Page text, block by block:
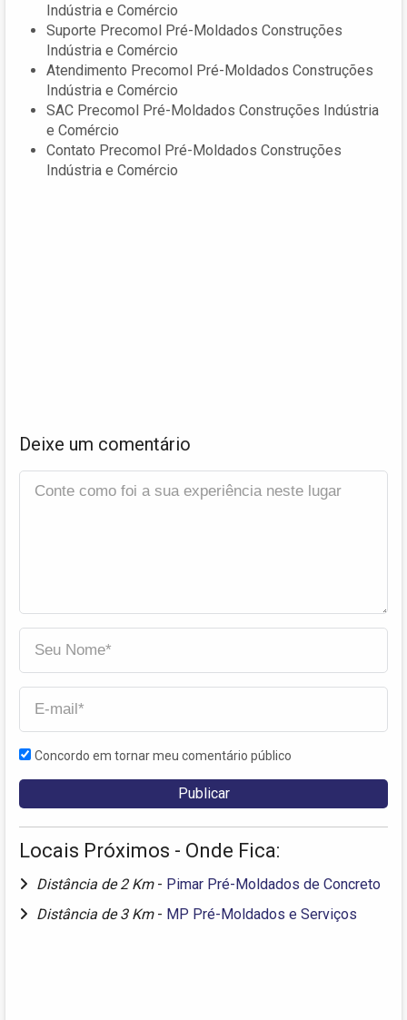
Indústria e Comércio
Suporte Precomol Pré-Moldados Construções
Indústria e Comércio
Atendimento Precomol Pré-Moldados Construções
Indústria e Comércio
SAC Precomol Pré-Moldados Construções Indústria
e Comércio
Contato Precomol Pré-Moldados Construções
Indústria e Comércio
Deixe um comentário
Concordo em tornar meu comentário público
Locais Próximos - Onde Fica:
Distância de 2 Km - Pimar Pré-Moldados de Concreto
Distância de 3 Km - MP Pré-Moldados e Serviços